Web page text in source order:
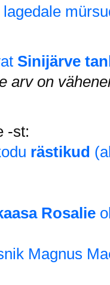
Sinijärve
arv on
-st:
rästikud
Rosalie
Magnus